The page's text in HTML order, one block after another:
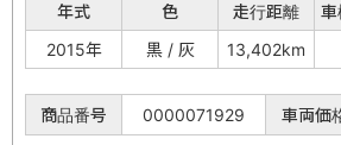
年式 色 走行距離 車
2015年
黒 / 灰 13,402km
商品番号 0000071929 車両価